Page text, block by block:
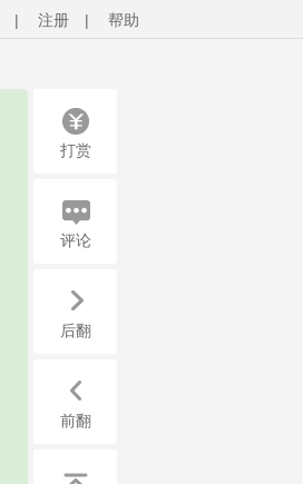
| 注册 | 帮助
打赏
评论
后翻
前翻